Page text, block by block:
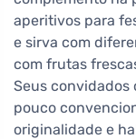
aperitivos para
e sirva com
com frutas
Seus convidados
pouco
originalidade e